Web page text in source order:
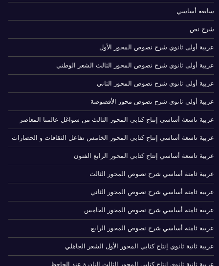
سابعة أساسي
شرح نص
عربية أولى ثانوي شرح نصوص المحور الأول
عربية أولى ثانوي شرح نصوص المحور الثالث الشعر الوطني
عربية أولى ثانوي شرح نصوص المحور الثاني
عربية أولى ثانوي شرح نصوص محور الأقصوصة
عربية تاسعة أساسي إنتاج كتابي المحور الثالث من شواغل عالمنا المعاصر
عربية تاسعة أساسي إنتاج كتابي المحور الخامس تفاعل الثقافات و الحضارات
عربية تاسعة أساسي إنتاج كتابي المحور الرابع الفنون
عربية ثامنة أساسي شرح نصوص المحور الثالث
عربية ثامنة أساسي شرح نصوص المحور الثاني
عربية ثامنة أساسي شرح نصوص المحور الخامس
عربية ثامنة أساسي شرح نصوص المحور الرابع
عربية ثانية ثانوي إنتاج كتابي المحور الأول الشعر الجاهلي
عربية ثانية ثانوي إنتاج كتابي المحور الثالث النادرة عند الجاحظ